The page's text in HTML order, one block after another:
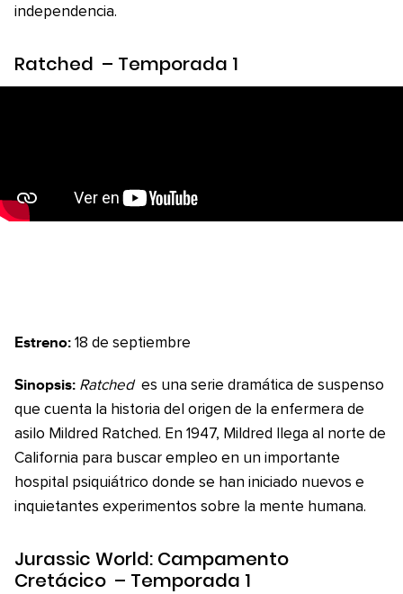
independencia.
Ratched – Temporada 1
Estreno: 18 de septiembre
Sinopsis: Ratched es una serie dramática de suspenso
que cuenta la historia del origen de la enfermera de
asilo Mildred Ratched. En 1947, Mildred llega al norte de
California para buscar empleo en un importante
hospital psiquiátrico donde se han iniciado nuevos e
inquietantes experimentos sobre la mente humana.
Jurassic World: Campamento
Cretácico – Temporada 1